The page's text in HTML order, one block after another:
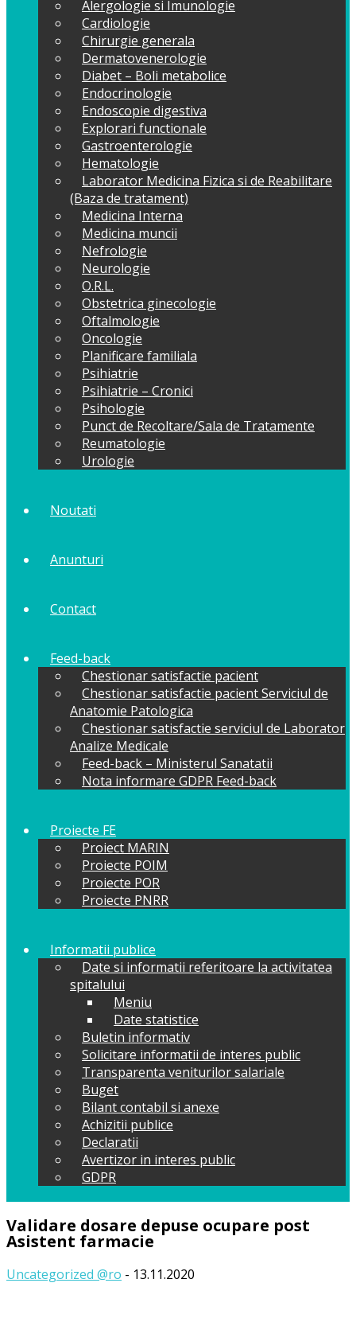
Alergologie si Imunologie
Cardiologie
Chirurgie generala
Dermatovenerologie
Diabet – Boli metabolice
Endocrinologie
Endoscopie digestiva
Explorari functionale
Gastroenterologie
Hematologie
Laborator Medicina Fizica si de Reabilitare
(Baza de tratament)
Medicina Interna
Medicina muncii
Nefrologie
Neurologie
O.R.L.
Obstetrica ginecologie
Oftalmologie
Oncologie
Planificare familiala
Psihiatrie
Psihiatrie – Cronici
Psihologie
Punct de Recoltare/Sala de Tratamente
Reumatologie
Urologie
Noutati
Anunturi
Contact
Feed-back
Chestionar satisfactie pacient
Chestionar satisfactie pacient Serviciul de
Anatomie Patologica
Chestionar satisfactie serviciul de Laborator
Analize Medicale
Feed-back – Ministerul Sanatatii
Nota informare GDPR Feed-back
Proiecte FE
Proiect MARIN
Proiecte POIM
Proiecte POR
Proiecte PNRR
Informatii publice
Date si informatii referitoare la activitatea
spitalului
Meniu
Date statistice
Buletin informativ
Solicitare informatii de interes public
Transparenta veniturilor salariale
Buget
Bilant contabil si anexe
Achizitii publice
Declaratii
Avertizor in interes public
GDPR
Validare dosare depuse ocupare post
Asistent farmacie
Uncategorized @ro - 13.11.2020